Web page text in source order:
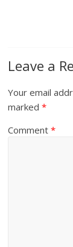
Leave a
Your email
marked*
Comment*